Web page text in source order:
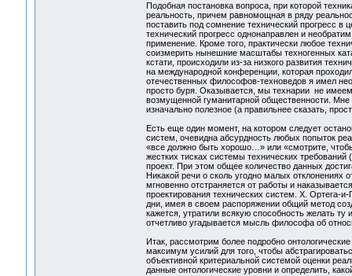
Подобная постановка вопроса, при которой
реальность, причем равномощная в ряду
поставить под сомнение технический прогресс
технический прогресс однонаправлен и
применение. Кроме того, практически любое
соизмерить нынешние масштабы техногенных
кстати, происходили из-за низкого развития
на международной конференции, которая
отечественных философов-техноведов я имел
просто буря. Оказывается, мы технарии не
возмущенной гуманитарной общественности. Мне
изначально полезное (а правильнее сказать,
Есть еще один момент, на котором следует
систем, очевидна абсурдность любых попыток
«все должно быть хорошо…» или «смотрите,
жестких тисках системы технических
проект. При этом общее количество данных
Никакой речи о сколь угодно малых отклонениях
мгновенно отстраняется от работы и
проектирования технических систем. Х. Ортега-
дни, имея в своем распоряжении общий метод
кажется, утратили всякую способность желать
отчетливо угадывается мысль философа об
Итак, рассмотрим более подробно
максимум усилий для того, чтобы
объективной критериальной системой оценки
данные онтологические уровни и определить,